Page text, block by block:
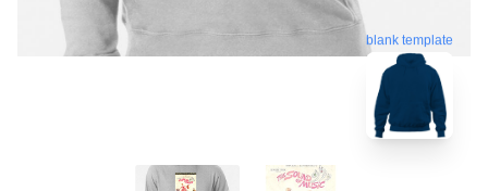
blank template